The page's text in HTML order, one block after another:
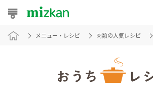
おうちレシピ
メニュー・レシピ 肉類の人気レシピ